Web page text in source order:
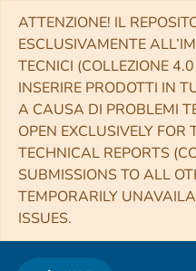
ATTENZIONE! IL
ESCLUSIVAMENTE
TECNICI (COLLEZIONE
INSERIRE PRODOTTI IN
A CAUSA DI PROBLEMI
OPEN EXCLUSIVELY FOR
TECHNICAL REPORTS
SUBMISSIONS TO ALL
TEMPORARILY
ISSUES.